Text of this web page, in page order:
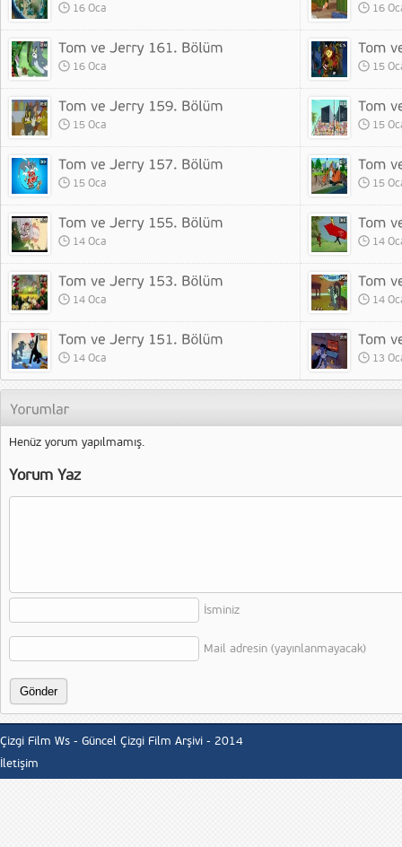
16 Oca 16
16 Oca 15
15 Oca 15
15 Oca 15
14 Oca 14
14 Oca 14
14 Oca 13
Henüz yorum yapılmamış.
Yorum Yaz
İsminiz
Mail adresin (yayınlanmayacak)
Çizgi Film Ws - Güncel Çizgi Film Arşivi - 2014
İletişim